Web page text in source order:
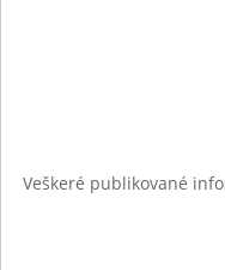
Veškeré publikované